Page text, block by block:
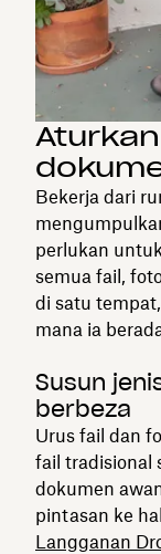
Bekerja dari
perlukan
semua fail,
di satu
mana ia
Susun
berbeza
Urus fail dan
fail tradisional
dokumen
pintasan ke
Langganan